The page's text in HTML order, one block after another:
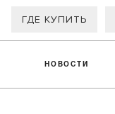
ГДЕ КУПИТЬ
НОВОСТИ